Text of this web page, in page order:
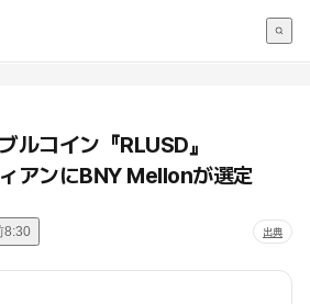
ルコイン『RLUSD』
アンにBNY Mellonが選定
8:30 出典